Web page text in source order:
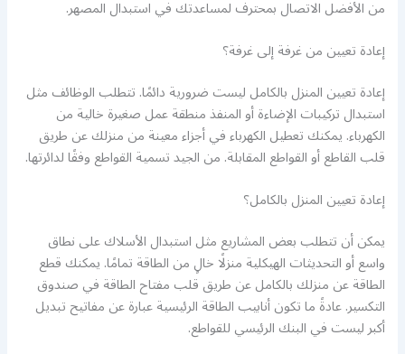
من الأفضل الاتصال بمحترف لمساعدتك في استبدال المصهر.
إعادة تعيين من غرفة إلى غرفة؟
إعادة تعيين المنزل بالكامل ليست ضرورية دائمًا. تتطلب الوظائف مثل
استبدال تركيبات الإضاءة أو المنفذ منطقة عمل صغيرة خالية من
الكهرباء. يمكنك تعطيل الكهرباء في أجزاء معينة من منزلك عن طريق
قلب القاطع أو القواطع المقابلة. من الجيد تسمية القواطع وفقًا لدائرتها.
إعادة تعيين المنزل بالكامل؟
يمكن أن تتطلب بعض المشاريع مثل استبدال الأسلاك على نطاق
واسع أو التحديثات الهيكلية منزلًا خالٍ من الطاقة تمامًا. يمكنك قطع
الطاقة عن منزلك بالكامل عن طريق قلب مفتاح الطاقة في صندوق
التكسير. عادةً ما تكون أنابيب الطاقة الرئيسية عبارة عن مفاتيح تبديل
أكبر ليست في البنك الرئيسي للقواطع.